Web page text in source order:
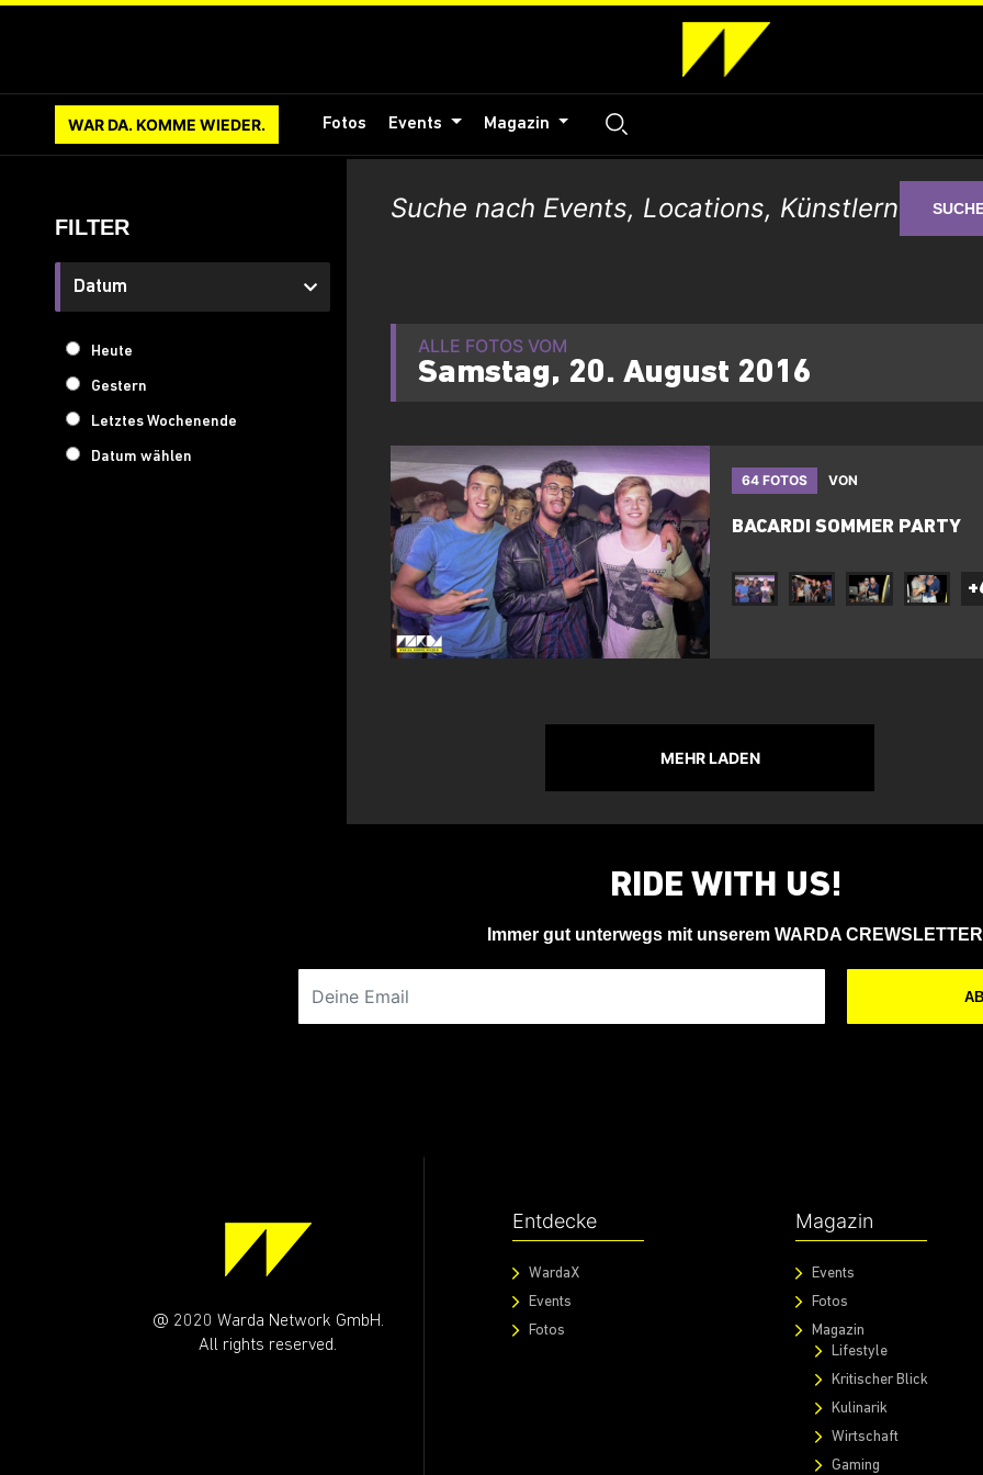
WAR DA. KOMME WIEDER. Fotos Events Magazin
FILTER
Datum
Heute
Gestern
Letztes Wochenende
Datum wählen
ALLE FOTOS VOM
Samstag, 20. August 2016
64 FOTOS VON
BACARDI SOMMER PARTY
MEHR LADEN
RIDE WITH US!
Immer gut unterwegs mit unserem WARDA
@ 2020 Warda Network GmbH.
All rights reserved.
Entdecke
WardaX
Events
Fotos
Magazin
Events
Fotos
Magazin
Lifestyle
Kritischer Blick
Kulinarik
Wirtschaft
Gaming